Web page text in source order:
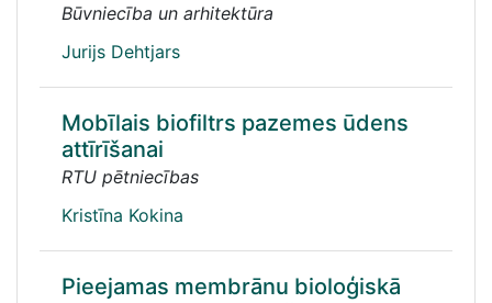
Būvniecība un arhitektūra
Jurijs Dehtjars
Mobīlais biofiltrs pazemes ūdens
attīrīšanai
RTU pētniecības
Kristīna Kokina
Pieejamas membrānu bioloģiskā